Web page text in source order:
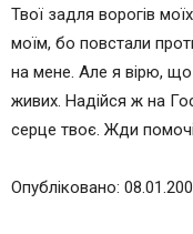
Твої задля ворогів
моїм, бо повстали
на мене. Але я вірю,
живих. Надійся ж на
серце твоє. Жди
Опубліковано: